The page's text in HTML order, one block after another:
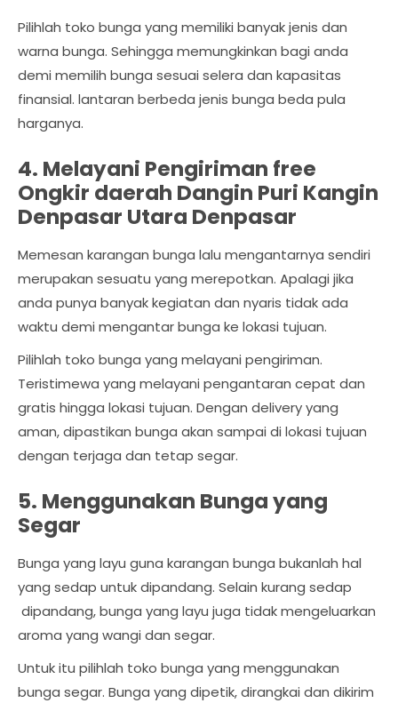
Pilihlah toko bunga yang memiliki banyak jenis dan
warna bunga. Sehingga memungkinkan bagi anda
demi memilih bunga sesuai selera dan kapasitas
finansial. lantaran berbeda jenis bunga beda pula
harganya.
4. Melayani Pengiriman free
Ongkir daerah Dangin Puri Kangin
Denpasar Utara Denpasar
Memesan karangan bunga lalu mengantarnya sendiri
merupakan sesuatu yang merepotkan. Apalagi jika
anda punya banyak kegiatan dan nyaris tidak ada
waktu demi mengantar bunga ke lokasi tujuan.
Pilihlah toko bunga yang melayani pengiriman.
Teristimewa yang melayani pengantaran cepat dan
gratis hingga lokasi tujuan. Dengan delivery yang
aman, dipastikan bunga akan sampai di lokasi tujuan
dengan terjaga dan tetap segar.
5. Menggunakan Bunga yang
Segar
Bunga yang layu guna karangan bunga bukanlah hal
yang sedap untuk dipandang. Selain kurang sedap
dipandang, bunga yang layu juga tidak mengeluarkan
aroma yang wangi dan segar.
Untuk itu pilihlah toko bunga yang menggunakan
bunga segar. Bunga yang dipetik, dirangkai dan dikirim